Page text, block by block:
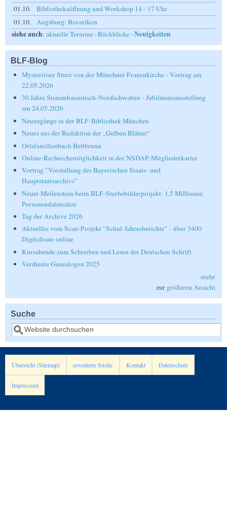
01.10.
Bibliotheksöffnung und Workshop 14 - 17 Uhr
01.10.
Augsburg: Bavarikon
siehe auch: aktuelle Termine ·Rückblicke ·Neuigkeiten
BLF-Blog
Mysteriöser Sturz von der Münchner Frauenkirche - Vortrag am
22.05.2026
30 Jahre Stammbaumtisch-Nordschwaben - Jubiläumsausstellung
am 24.05.2026
Neuzugänge in der BLF-Bibliothek München
Neues aus der Redaktion der „Gelben Blätter“
Ortsfamilienbuch Bettbrunn
Online-Recherchemöglichkeit in der NSDAP-Mitgliederkartei
Vortrag "Vorstellung des Bayerischen Staats- und
Hauptstaatsarchivs"
Neuer Meilenstein beim BLF-Sterbebilderprojekt: 1,5 Millionen
Personendatensätze
Tag der Archive 2026
Aktuelles vom Scan-Projekt "Schul-Jahresberichte" - über 3400
Digitalisate online
Kursabende zum Schreiben und Lesen der Deutschen Schrift
Verdiente Genealogen 2025
mehr
zur größeren Ansicht
Suche
Suche
Übersicht (Sitemap) erweiterte Suche Kontakt Datenschutz
Impressum